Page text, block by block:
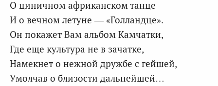
О циничном африканском танце
И о вечном летуне — «Голландце».
Он покажет Вам альбом Камчатки,
Где еще культура не в зачатке,
Намекнет о нежной дружбе с гейшей,
Умолчав о близости дальнейшей…